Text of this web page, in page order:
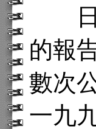
日
的報
數次
一九